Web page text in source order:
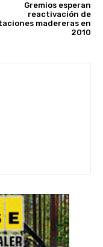
Gremios esperan
reactivación de
madereras en
2010